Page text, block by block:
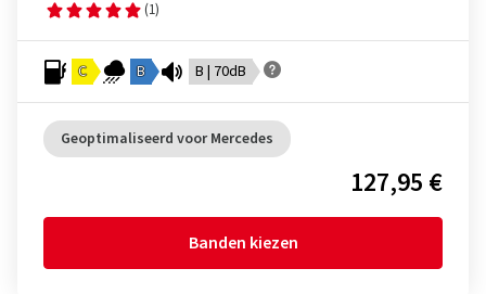
(1)
C B B | 70dB
Geoptimaliseerd voor Mercedes
127,95 €
Banden kiezen